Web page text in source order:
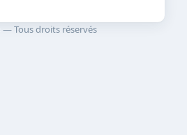
Tous droits réservés